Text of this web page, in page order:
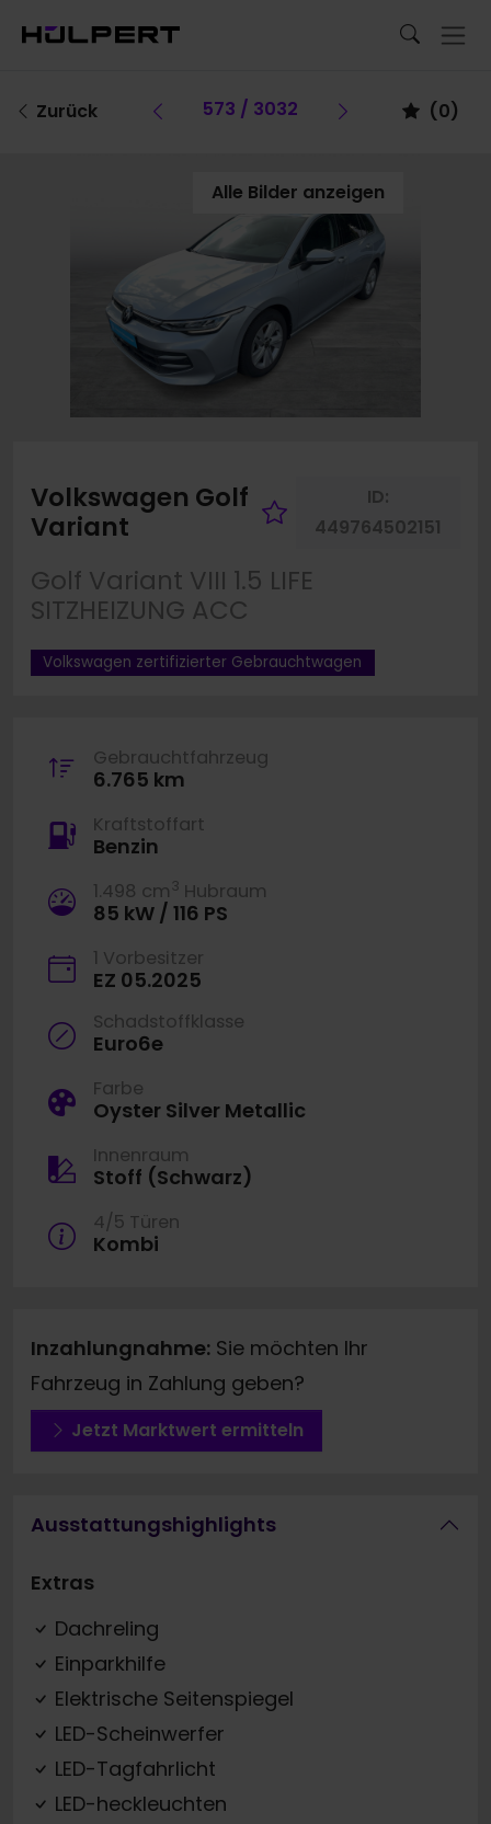
Zurück Vorheriges Fahrzeug
573 / 3032 Vorheriges
(0)
Alle Bilder anzeigen
Volkswagen Golf
Variant
Fahrzeug
ID:
449764502151
Golf Variant VIII 1.5 LIFE
SITZHEIZUNG ACC
Volkswagen zertifizierter Gebrauchtwagen
Gebrauchtfahrzeug
6.765 km
Kraftstoffart
Benzin
1.498 cm 3 Hubraum
85 kW / 116 PS
1 Vorbesitzer
EZ 05.2025
Schadstoffklasse
Euro6e
Farbe
Oyster Silver Metallic
Innenraum
Stoff (Schwarz)
4/5 Türen
Kombi
Inzahlungnahme: Sie möchten Ihr
Fahrzeug in Zahlung geben?
Jetzt Marktwert ermitteln
Ausstattungshighlights
Extras
Dachreling
Einparkhilfe
Elektrische Seitenspiegel
LED-Scheinwerfer
LED-Tagfahrlicht
LED-heckleuchten